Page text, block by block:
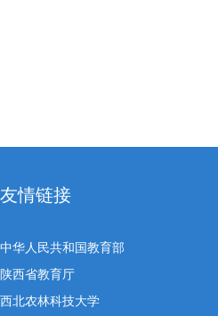
友情链接
中华人民共和国教育部
陕西省教育厅
西北农林科技大学